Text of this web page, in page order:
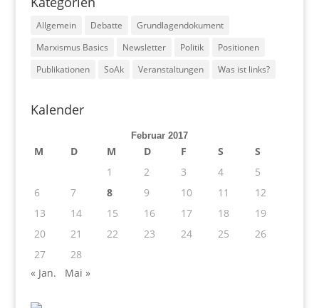
Allgemein Debatte
Grundlagendokument
Marxismus Basics
Newsletter Politik
Positionen
Publikationen
SoAk Veranstaltungen Was ist links?
Kalender
Februar 2017
M D M D F S
S
1
2 3 4
5
6
7 8 9 10 11
12
13
14 15 16 17 18
19
20
21 22 23 24 25
26
27
28
« Jan.
Mai »